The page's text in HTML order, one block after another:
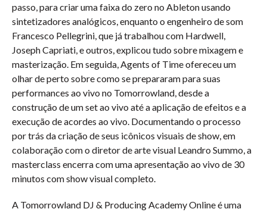
passo, para criar uma faixa do zero no Ableton usando
sintetizadores analógicos, enquanto o engenheiro de som
Francesco Pellegrini, que já trabalhou com Hardwell,
Joseph Capriati, e outros, explicou tudo sobre mixagem e
masterização. Em seguida, Agents of Time ofereceu um
olhar de perto sobre como se prepararam para suas
performances ao vivo no Tomorrowland, desde a
construção de um set ao vivo até a aplicação de efeitos e a
execução de acordes ao vivo. Documentando o processo
por trás da criação de seus icônicos visuais de show, em
colaboração com o diretor de arte visual Leandro Summo, a
masterclass encerra com uma apresentação ao vivo de 30
minutos com show visual completo.
A Tomorrowland DJ & Producing Academy Online é uma